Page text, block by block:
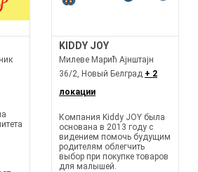
KIDDY JOY
Милеве Марић Ајнштајн
36/2, Новый Белград + 2
локации
Компания Kiddy JOY была
основана в 2013 году с
видением помочь будущим
родителям облегчить
выбор при покупке товаров
для малышей.